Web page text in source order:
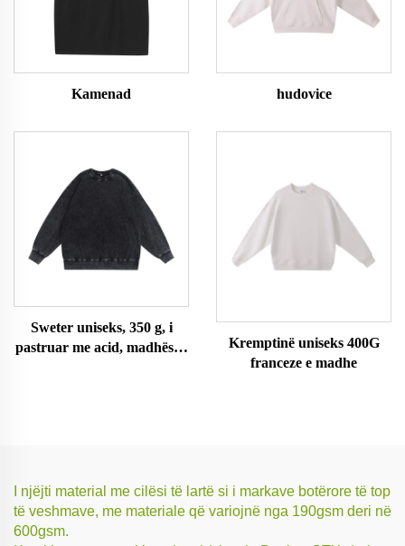
Kamenad hudovice
Sweter uniseks, 350 g, i
pastruar me acid, madhësi e
Kremptinë uniseks 400G
franceze e madhe
I njëjti material me cilësi të lartë si i markave botërore të top
të veshmave, me materiale që variojnë nga 190gsm deri në
600gsm.